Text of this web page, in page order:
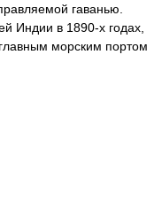
гаванью.
Индии в 1890-х годах,
морским портом